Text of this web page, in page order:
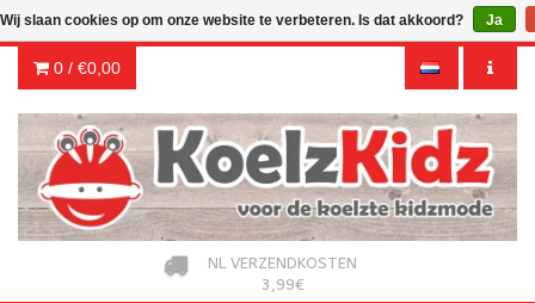
0 / €0,00
NL VERZENDKOSTEN
3,99€
Wij slaan cookies op om onze website te verbeteren. Is dat akkoord? Ja